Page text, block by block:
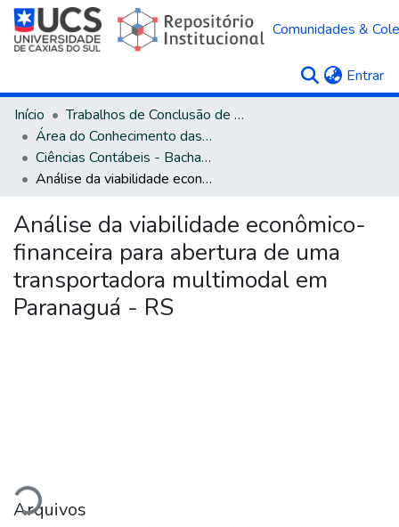
Comunidades &
Entrar
Início
Trabalhos de Conclusão de Curso
Área do Conhecimento das Ciências Sociais Aplicadas
Ciências Contábeis - Bacharelado
Análise da viabilidade econômico-financeira para abertura de uma transportadora multimodal em Paranaguá - RS
Análise da viabilidade econômico-
financeira para abertura de uma
transportadora multimodal em
Paranaguá - RS
Arquivos